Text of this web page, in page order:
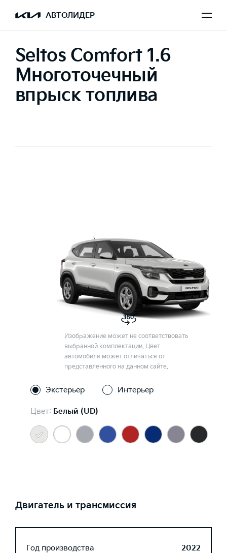
АВТОЛИДЕР
Seltos Comfort 1.6
Многоточечный
впрыск топлива
Изображение может не соответствовать
выбранной комплектации. Цвет
автомобиля может отличаться от
представленного на данном сайте.
Экстерьер Интерьер
Цвет: Белый (UD)
Двигатель и трансмиссия
Год производства
2022